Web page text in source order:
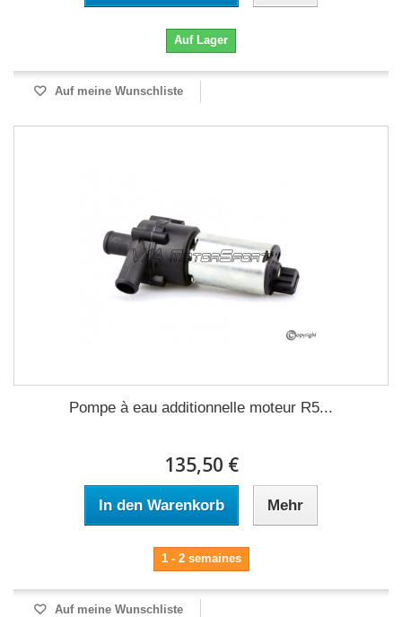
Auf Lager
Auf meine Wunschliste
Pompe à eau additionnelle moteur R5...
135,50 €
In den Warenkorb Mehr
1 - 2 semaines
Auf meine Wunschliste